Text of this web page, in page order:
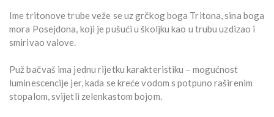
Ime tritonove trube veže se uz grčkog boga Tritona, sina boga
mora Posejdona, koji je pušući u školjku kao u trubu uzdizao i
smirivao valove.
Puž bačvaš ima jednu rijetku karakteristiku – mogućnost
luminescencije jer, kada se kreće vodom s potpuno raširenim
stopalom, svijetli zelenkastom bojom.